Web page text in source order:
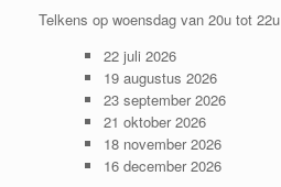
Telkens op woensdag van 20u tot 22u
22 juli 2026
19 augustus 2026
23 september 2026
21 oktober 2026
18 november 2026
16 december 2026